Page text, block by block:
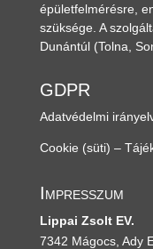
épületfelmérésre,
szüksége. A
Dunántúl (Tolna,
GDPR
Adatvédelmi
Cookie (süti) –
Impresszum
Lippai Zsolt EV.
7342 Mágocs, Ady